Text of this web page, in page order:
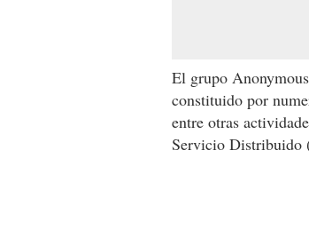
El grupo
constituido por
entre otras
Servicio Distribuido